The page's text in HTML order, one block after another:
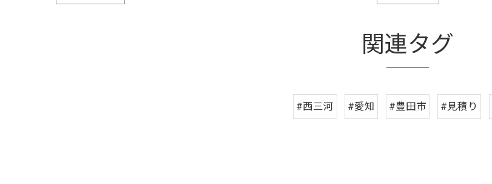
関連タグ
#西三河 #愛知 #豊田市 #見積り